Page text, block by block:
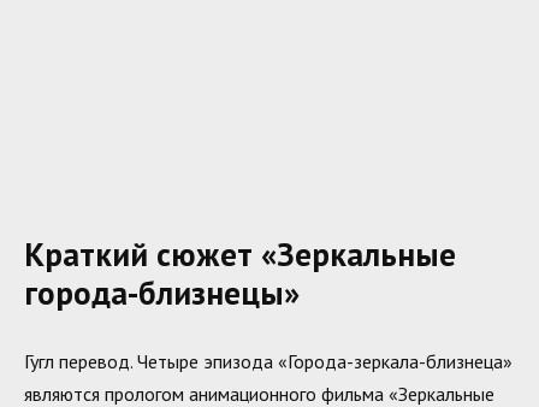
Краткий сюжет «Зеркальные
города-близнецы»
Гугл перевод. Четыре эпизода «Города-зеркала-близнеца»
являются прологом анимационного фильма «Зеркальные